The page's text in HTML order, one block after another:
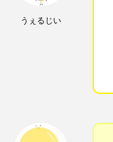
うぇるじい